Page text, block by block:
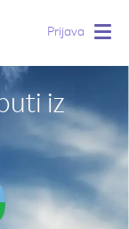
Prijava
iz